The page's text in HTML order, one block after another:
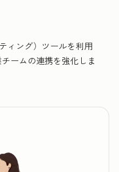
ィング）ツールを利用
ームの連携を強化しま